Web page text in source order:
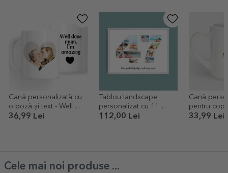
Cană personalizată cu
o poză și text - Well
done mum
36,99 Lei
Tablou landscape
personalizat cu 11
poze model numărul 47
112,00 Lei
Cană
pentru
Trenuleț
33,99 Lei
Cele mai noi produse ...